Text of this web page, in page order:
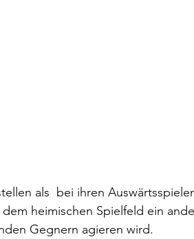
als  bei ihren
heimischen Spielfeld ein
Gegnern agieren wird.